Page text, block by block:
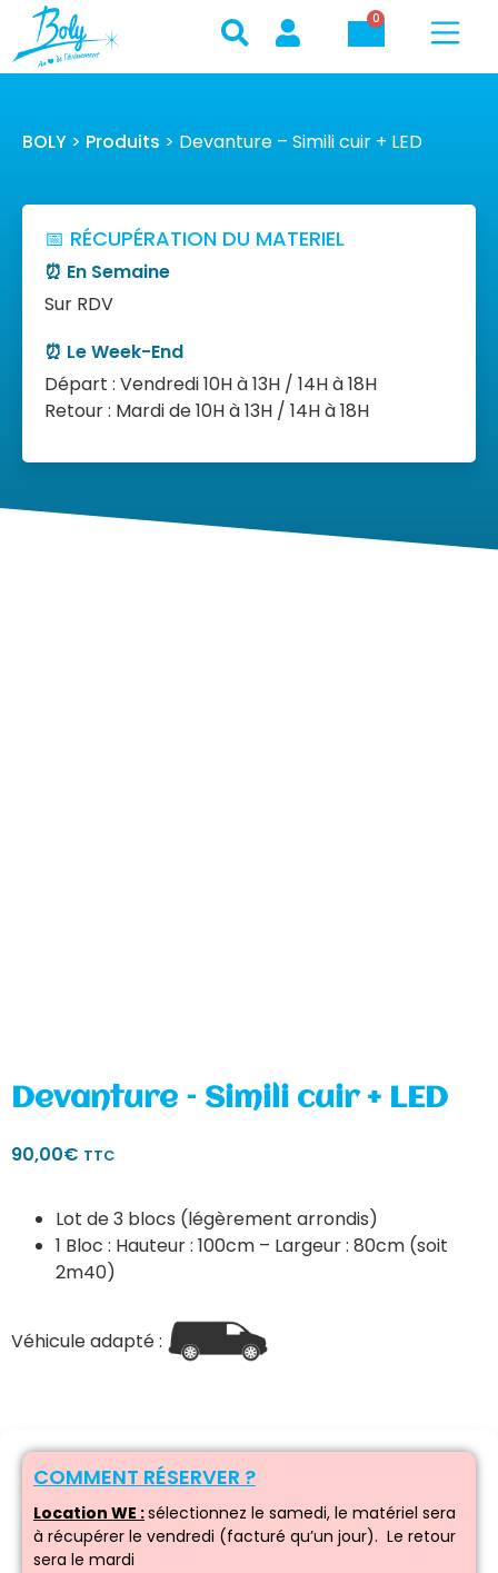
0
BOLY > Produits > Devanture – Simili cuir + LED
📅 RÉCUPÉRATION DU MATERIEL
⏰ En Semaine
Sur RDV
⏰ Le Week-End
Départ : Vendredi 10H à 13H / 14H à 18H
Retour : Mardi de 10H à 13H / 14H à 18H
Devanture – Simili cuir + LED
90,00€ TTC
Lot de 3 blocs (légèrement arrondis)
1 Bloc : Hauteur : 100cm – Largeur : 80cm (soit
2m40)
Véhicule adapté :
COMMENT RÉSERVER ?
Location WE :sélectionnez le samedi, le matériel sera
à récupérer le vendredi (facturé qu’un jour). Le retour
sera le mardi